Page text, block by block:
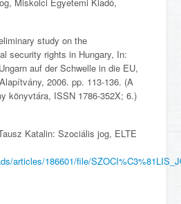
study on the
security rights in Hungary, In:
auf der Schwelle in die EU,
2006. pp. 113-136. (A
könyvtára, ISSN 1786-352X; 6.)
Katalin: Szociális jog, ELTE
articles/186601/file/